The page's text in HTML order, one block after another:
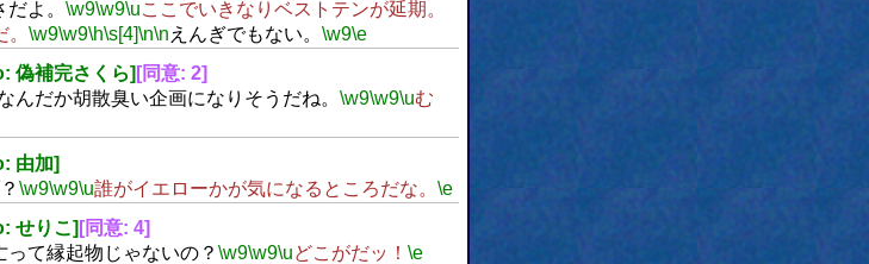
よ。 \w9\w9\uここでいきなりベストテンが延期。
\w9\w9\h\s[4]\n\n えんぎでもない。 \w9\e
偽補完さくら] [同意: 2]
んだか胡散臭い企画になりそうだね。 \w9\w9\uむ
由加]
\w9\w9\u誰がイエローかが気になるところだな。 \e
せりこ] [同意: 4]
って縁起物じゃないの？ \w9\w9\uどこがだッ！ \e